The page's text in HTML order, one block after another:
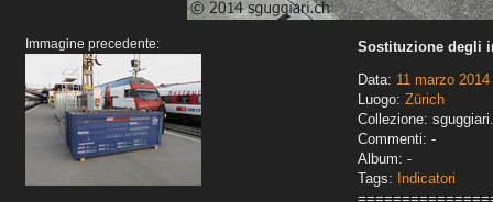
Immagine precedente:
Sostituzione degli
Data: 11 marzo 2014
Luogo: Zürich
Collezione:
Commenti: -
Album: -
Tags:
Indicatori